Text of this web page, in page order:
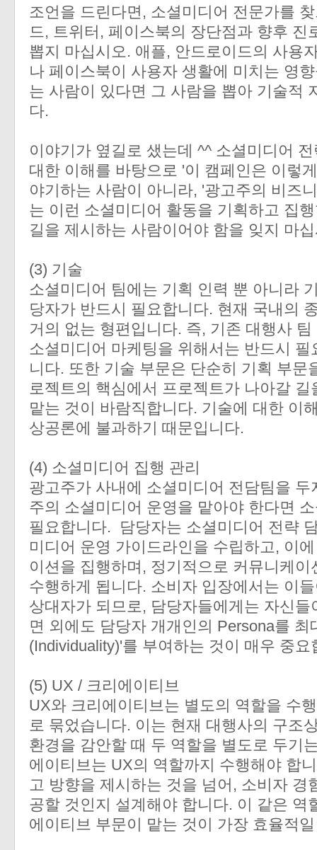
조언을 드린다면, 소셜미디어 전문가를
드, 트위터, 페이스북의 장단점과 향후 진
뽑지 마십시오. 애플, 안드로이드의 사용
나 페이스북이 사용자 생활에 미치는 영
는 사람이 있다면 그 사람을 뽑아 기술적
다.
이야기가 옆길로 샜는데 ^^ 소셜미디어
대한 이해를 바탕으로 '이 캠페인은 이렇
야기하는 사람이 아니라, '광고주의 비즈
는 이런 소셜미디어 활동을 기획하고 집
길을 제시하는 사람이어야 함을 잊지 마
(3) 기술
소셜미디어 팀에는 기획 인력 뿐 아니라
당자가 반드시 필요합니다. 현재 국내의
거의 없는 형편입니다. 즉, 기존 대행사
소셜미디어 마케팅을 위해서는 반드시
니다. 또한 기술 부문은 단순히 기획 부문
로젝트의 핵심에서 프로젝트가 나아갈
맡는 것이 바람직합니다. 기술에 대한 이
상공론에 불과하기 때문입니다.
(4) 소셜미디어 집행 관리
광고주가 사내에 소셜미디어 전담팀을
주의 소셜미디어 운영을 맡아야 한다면
필요합니다. 담당자는 소셜미디어 전략
미디어 운영 가이드라인을 수립하고, 이
이션을 집행하며, 정기적으로 커뮤니케
수행하게 됩니다. 소비자 입장에서는 이
상대자가 되므로, 담당자들에게는 자신
면 외에도 담당자 개개인의 Persona를 최
(Individuality)'를 부여하는 것이 매우 중
(5) UX / 크리에이티브
UX와 크리에이티브는 별도의 역할을 수
로 묶었습니다. 이는 현재 대행사의 구조
환경을 감안할 때 두 역할을 별도로 두기
에이티브는 UX의 역할까지 수행해야 합
고 방향을 제시하는 것을 넘어, 소비자 경
공할 것인지 설계해야 합니다. 이 같은 역
에이티브 부문이 맡는 것이 가장 효율적